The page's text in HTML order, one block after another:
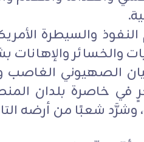
والسيطرة
والخسائر
الصهيوني الغاصب
في خاصرة بلدان
وشرَّد شعبًا من أرضه